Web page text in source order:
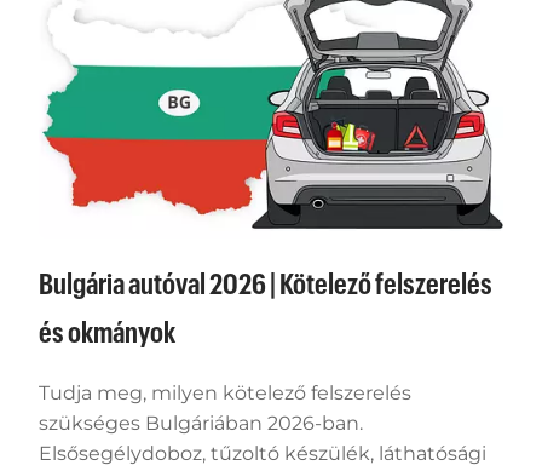
Bulgária autóval 2026 | Kötelező felszerelés
és okmányok
Tudja meg, milyen kötelező felszerelés
szükséges Bulgáriában 2026-ban.
Elsősegélydoboz, tűzoltó készülék, láthatósági